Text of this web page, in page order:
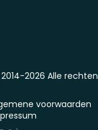
2026 Alle rechten
voorwaarden